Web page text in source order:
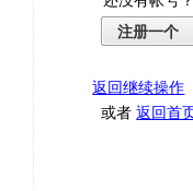
注册一个
返回继续操作
或者返回首